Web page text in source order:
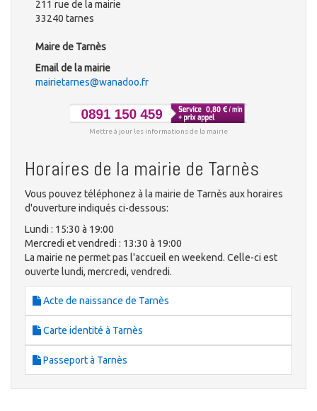
211 rue de la mairie
33240 tarnes
Maire de Tarnès
Email de la mairie
mairietarnes@wanadoo.fr
Mettre à jour les informations de la mairie
Horaires de la mairie de Tarnès
Vous pouvez téléphonez à la mairie de Tarnès aux horaires
d'ouverture indiqués ci-dessous:
Lundi : 15:30 à 19:00
Mercredi et vendredi : 13:30 à 19:00
La mairie ne permet pas l'accueil en weekend. Celle-ci est
ouverte lundi, mercredi, vendredi.
Acte de naissance de Tarnès
Carte identité à Tarnès
Passeport à Tarnès